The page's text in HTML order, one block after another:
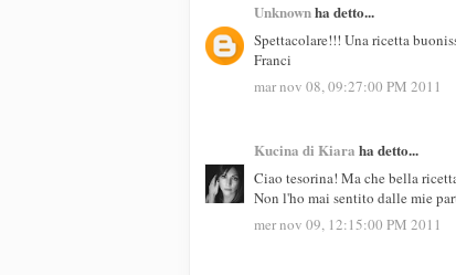
Unknownha detto...
Spettacolare!!! Una ricetta
Franci
mar nov 08, 09:27:00 PM 2011
Kucina di Kiara ha detto...
Ciao tesorina! Ma che bella
Non l'ho mai sentito dalle mie
mer nov 09, 12:15:00 PM 2011